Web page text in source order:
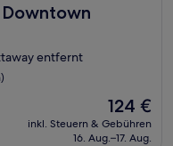
Downtown
entfernt
Der
Preis
beträgt
124 €
inkl. Steuern & Gebühren
16. Aug.–17. Aug.